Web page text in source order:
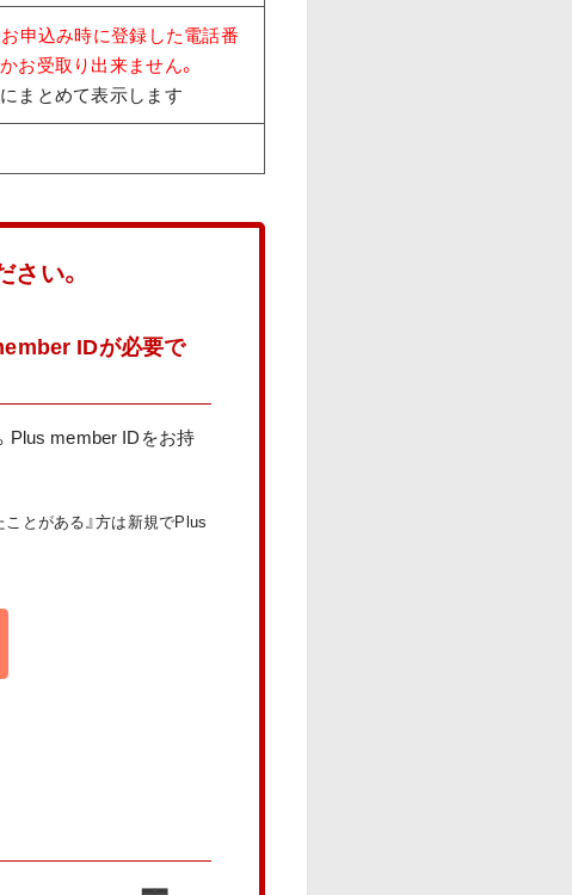
お申込み時に登録した電話番
お受取り出来ません。
まとめて表示します
い。
IDが必要で
Plus member IDをお持
ことがある』方は新規でPlus